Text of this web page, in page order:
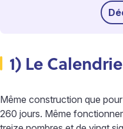
1) Le
Même construction que
260 jours. Même